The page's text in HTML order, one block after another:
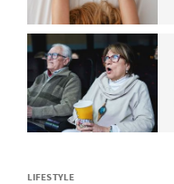
LIFESTYLE